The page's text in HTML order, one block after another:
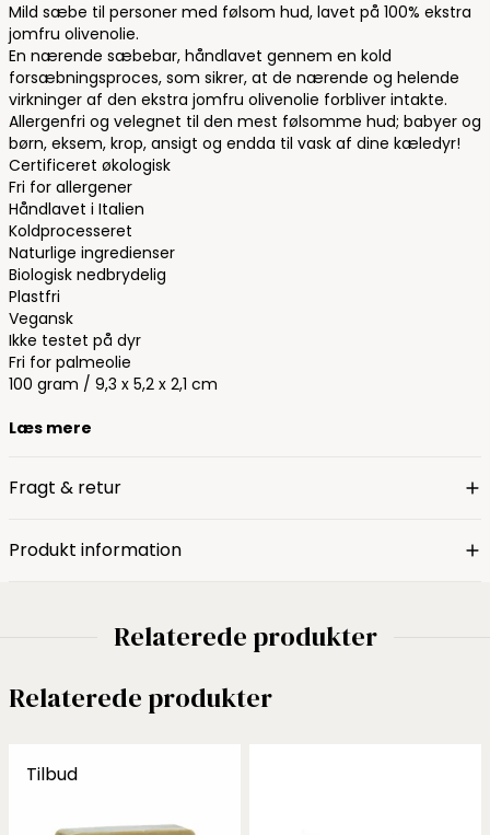
Mild sæbe til personer med følsom hud, lavet på 100% ekstra
jomfru olivenolie.
En nærende sæbebar, håndlavet gennem en kold
forsæbningsproces, som sikrer, at de nærende og helende
virkninger af den ekstra jomfru olivenolie forbliver intakte.
Allergenfri og velegnet til den mest følsomme hud; babyer og
børn, eksem, krop, ansigt og endda til vask af dine kæledyr!
Certificeret økologisk
Fri for allergener
Håndlavet i Italien
Koldprocesseret
Naturlige ingredienser
Biologisk nedbrydelig
Plastfri
Vegansk
Ikke testet på dyr
Fri for palmeolie
100 gram / 9,3 x 5,2 x 2,1 cm
Læs mere
Fragt & retur
Produkt information
Relaterede produkter
Relaterede produkter
Tilbud